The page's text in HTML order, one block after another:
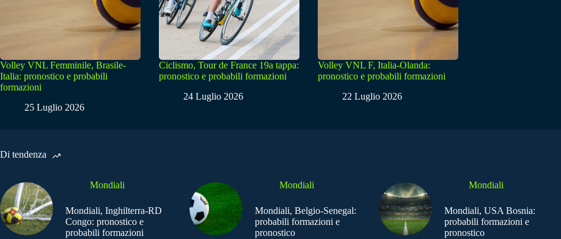
Volley VNL Femminile, Brasile-
Italia: pronostico e probabili
formazioni
25 Luglio 2026
Ciclismo, Tour de France 19a tappa:
pronostico e probabili formazioni
24 Luglio 2026
Volley VNL F, Italia-Olanda:
pronostico e probabili formazioni
22 Luglio 2026
Di tendenza
Mondiali
Mondiali, Inghilterra-RD
Congo: pronostico e
probabili formazioni
Mondiali
Mondiali, Belgio-Senegal:
probabili formazioni e
pronostico
Mondiali
Mondiali, USA Bosnia:
probabili formazioni e
pronostico